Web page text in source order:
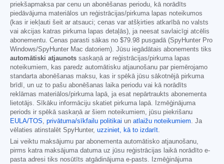
priekšapmaksa par cenu un abonēšanas periodu, kā norādīts
piedāvājuma materiālos un reģistrācijas/pirkuma lapas noteikumos
(kas ir iekļauti šeit ar atsauci; cenas var atšķirties atkarībā no valsts
vai akcijas katras pirkuma lapas detaļās), ja neesat savlaicīgi atcēlis
abonementu. Cenas parasti sākas no $79.98 pusgadā (SpyHunter Pro
Windows/SpyHunter Mac datoriem). Jūsu iegādātais abonements tiks
automātiski atjaunots saskaņā ar reģistrācijas/pirkuma lapas
noteikumiem, kas paredz automātisku atjaunošanu par piemērojamo
standarta abonēšanas maksu, kas ir spēkā jūsu sākotnējā pirkuma
brīdī, un uz to pašu abonēšanas laika periodu vai kā norādīts
reklāmas materiālos/pirkuma lapā, ja esat nepārtraukts abonementa
lietotājs. Sīkāku informāciju skatiet pirkuma lapā. Izmēģinājuma
periods ir spēkā saskaņā ar šiem noteikumiem, jūsu piekrišanu
EULA/TOS
privātuma/sīkfailu politikai un atlaižu noteikumiem . Ja
vēlaties atinstalēt SpyHunter, uzziniet, kā to izdarīt
Lai veiktu maksājumu par abonementa automātisko atjaunošanu,
pirms katra maksājuma datuma uz jūsu reģistrācijas laikā norādīto e-
pasta adresi tiks nosūtīts atgādinājuma e-pasts. Izmēģinājuma